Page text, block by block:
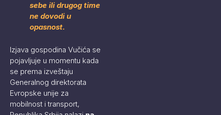
sebe ili drugog time
ne dovodi u
opasnost.
Izjava gospodina Vučića se
pojavljuje u momentu kada
se prema izveštaju
Generalnog direktorata
Evropske unije za
mobilnost i transport,